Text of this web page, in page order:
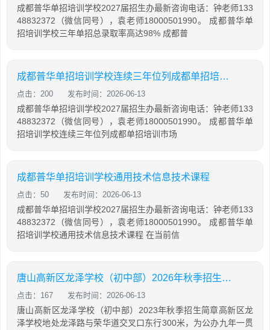
成都普华单招培训学校2027届招生办最新咨询电话：钟老师133
48832372（微信同号），袁老师18000501990。 成都普华单
招培训学校三年单招总录取率高达98% 成都普
成都普华单招培训学校连续三年位列成都单招培训市场首位
点击：200 发布时间：2026-06-13
成都普华单招培训学校2027届招生办最新咨询电话：钟老师133
48832372（微信同号），袁老师18000501990。 成都普华单
招培训学校连续三年位列成都单招培训市场
成都普华单招培训学校通用技术信息技术课程
点击：50 发布时间：2026-06-13
成都普华单招培训学校2027届招生办最新咨询电话：钟老师133
48832372（微信同号），袁老师18000501990。 成都普华单
招培训学校通用技术信息技术课程 在当前信
唐山高新区龙泽学校（初中部）2026年秋季招生简章
点击：167 发布时间：2026-06-13
唐山高新区龙泽学校（初中部）2023年秋季招生简章高新区龙
泽学校地处龙泽路与荣华道交叉口东行300米，为公办九年一贯